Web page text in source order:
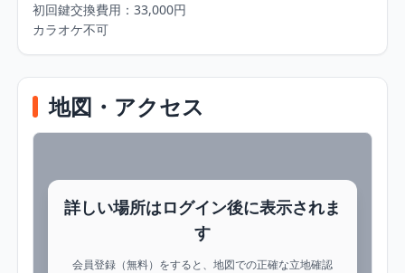
初回鍵交換費用：33,000円
カラオケ不可
地図・アクセス
詳しい場所はログイン後に表示されま
す
会員登録（無料）をすると、地図での正確な立地確認